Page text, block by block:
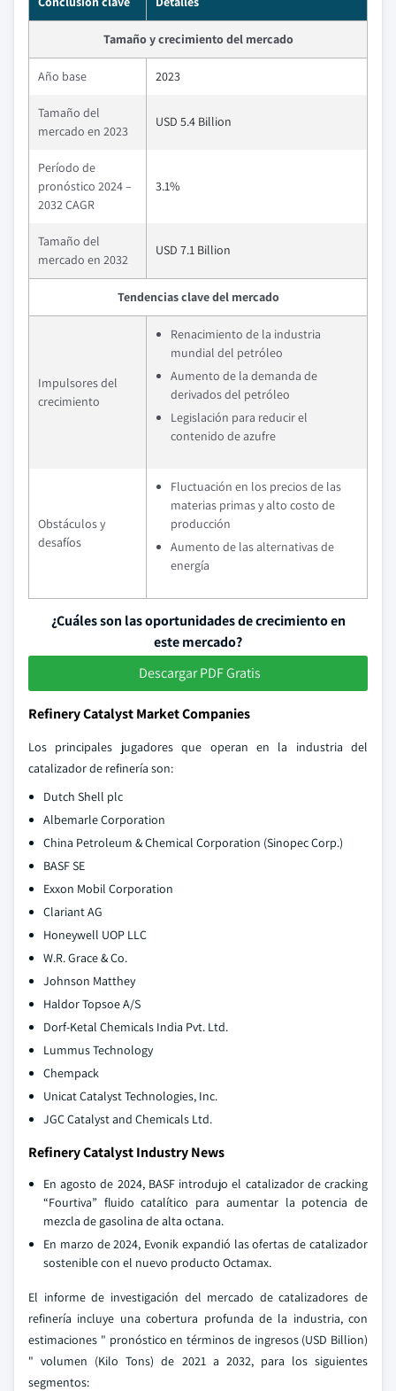
Tamaño y crecimiento del mercado
Año base 2023
Tamaño del
mercado en 2023
USD 5.4 Billion
Período de
pronóstico 2024 –
2032 CAGR
3.1%
Tamaño del
mercado en 2032
USD 7.1 Billion
Tendencias clave del mercado
Impulsores del
crecimiento
Renacimiento de la industria
mundial del petróleo
Aumento de la demanda de
derivados del petróleo
Legislación para reducir el
contenido de azufre
Obstáculos y
desafíos
Fluctuación en los precios de las
materias primas y alto costo de
producción
Aumento de las alternativas de
energía
¿Cuáles son las oportunidades de crecimiento en
este mercado?
Descargar PDF Gratis
Refinery Catalyst Market Companies
Los principales jugadores que operan en la industria del
catalizador de refinería son:
Dutch Shell plc
Albemarle Corporation
China Petroleum & Chemical Corporation (Sinopec Corp.)
BASF SE
Exxon Mobil Corporation
Clariant AG
Honeywell UOP LLC
W.R. Grace & Co.
Johnson Matthey
Haldor Topsoe A/S
Dorf-Ketal Chemicals India Pvt. Ltd.
Lummus Technology
Chempack
Unicat Catalyst Technologies, Inc.
JGC Catalyst and Chemicals Ltd.
Refinery Catalyst Industry News
En agosto de 2024, BASF introdujo el catalizador de cracking
“Fourtiva” fluido catalítico para aumentar la potencia de
mezcla de gasolina de alta octana.
En marzo de 2024, Evonik expandió las ofertas de catalizador
sostenible con el nuevo producto Octamax.
El informe de investigación del mercado de catalizadores de
refinería incluye una cobertura profunda de la industria, con
estimaciones " pronóstico en términos de ingresos (USD Billion)
" volumen (Kilo Tons) de 2021 a 2032, para los siguientes
segmentos: